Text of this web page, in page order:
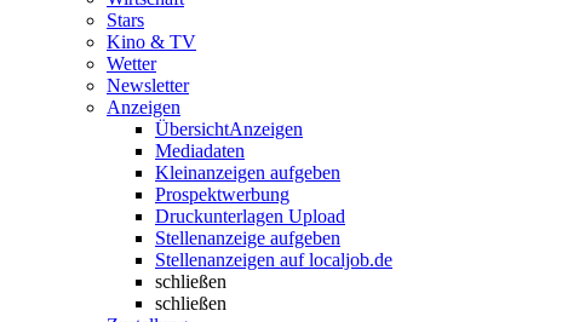
Stars
Kino & TV
Wetter
Newsletter
Anzeigen
ÜbersichtAnzeigen
Mediadaten
Kleinanzeigen aufgeben
Prospektwerbung
Druckunterlagen Upload
Stellenanzeige aufgeben
Stellenanzeigen auf localjob.de
schließen
schließen